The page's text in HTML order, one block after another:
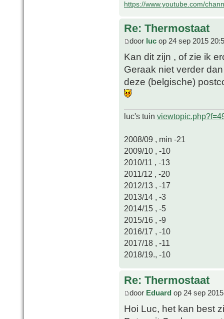
https://www.youtube.com/
Re: Thermostaat
door luc op 24 sep 2015
Kan dit zijn , of zie ik
Geraak niet verder
deze (belgische)
luc's tuin
2008/09 , min -21
2009/10 , -10
2010/11 , -13
2011/12 , -20
2012/13 , -17
2013/14 , -3
2014/15 , -5
2015/16 , -9
2016/17 , -10
2017/18 , -11
2018/19., -10
Re: Thermostaat
door Eduard op 24 sep
Hoi Luc, het kan best